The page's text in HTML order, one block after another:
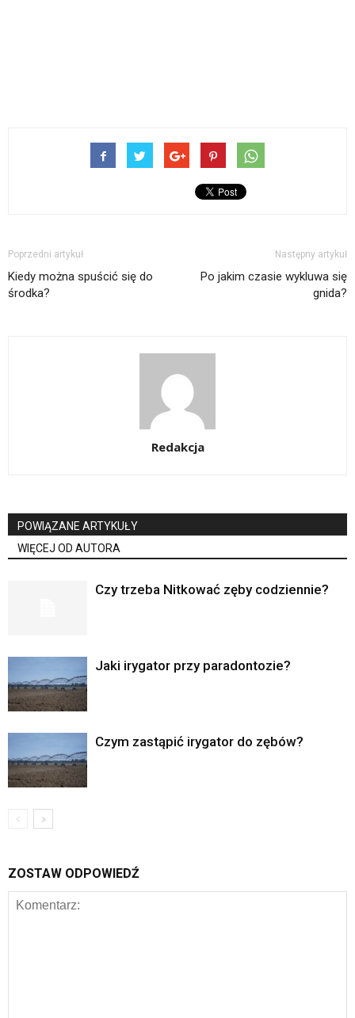
Poprzedni artykuł
Kiedy można spuścić się do
środka?
Następny artykuł
Po jakim czasie wykluwa się
gnida?
Redakcja
POWIĄZANE ARTYKUŁY
WIĘCEJ OD AUTORA
Czy trzeba Nitkować zęby codziennie?
Jaki irygator przy paradontozie?
Czym zastąpić irygator do zębów?
ZOSTAW ODPOWIEDŹ